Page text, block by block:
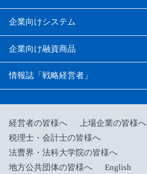
企業向けシステム
企業向け融資商品
情報誌「戦略経営者」
経営者の皆様へ
上場企業の皆様へ
税理士・会計士の皆様へ
法曹界・法科大学院の皆様へ
地方公共団体の皆様へ
English